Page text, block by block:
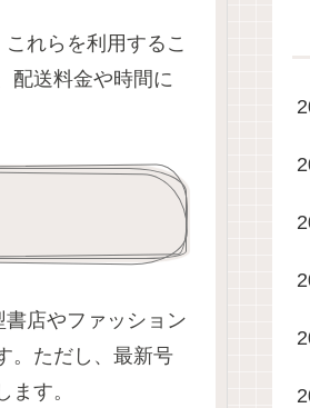
れらを利用するこ
配送料金や時間に
店やファッション
。ただし、最新号
す。